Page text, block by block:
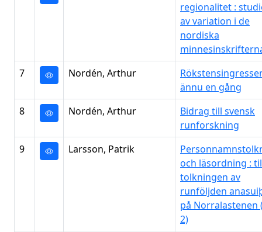
regionalitet :
av variation i de
nordiska
7
Nordén, Arthur
ännu en gång
8
Nordén, Arthur
Bidrag till svensk
runforskning
9
Larsson, Patrik
och läsordning :
tolkningen av
runföljden
på Norralastenen
2)